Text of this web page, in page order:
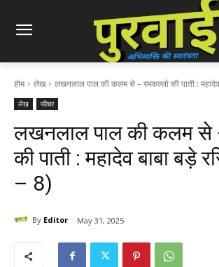
होम लेख लखनलाल पाल की कलम से – रमकल्लो की पाती : महादेव
लेख फीचर
लखनलाल पाल की कलम से
की पाती : महादेव बाबा बड़े
– 8)
By Editor May 31, 2025